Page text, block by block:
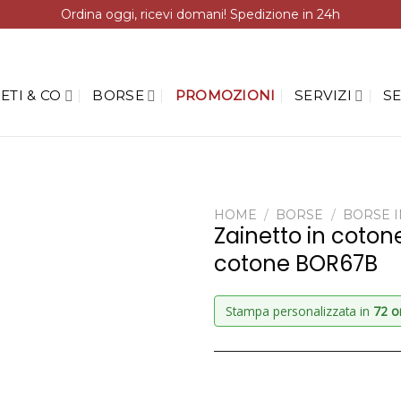
Ordina oggi, ricevi domani! Spedizione in 24h
& CO BORSE PROMOZIONI SERVIZI
HOME / BORSE / BORSE
Zainetto in
cotone BOR67B
Stampa personalizzata in 72